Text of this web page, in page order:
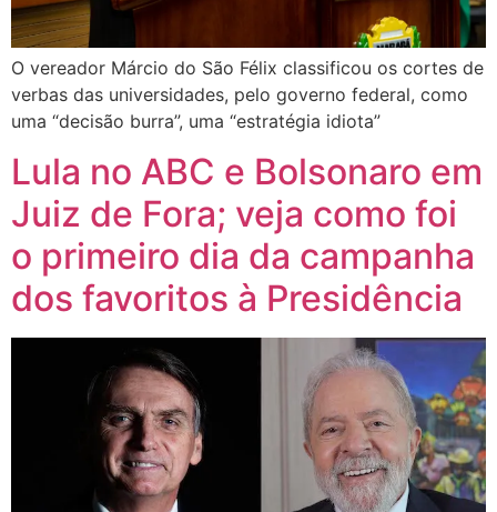
O vereador Márcio do São Félix classificou os cortes de
verbas das universidades, pelo governo federal, como
uma “decisão burra”, uma “estratégia idiota”
Lula no ABC e Bolsonaro em
Juiz de Fora; veja como foi
o primeiro dia da campanha
dos favoritos à Presidência